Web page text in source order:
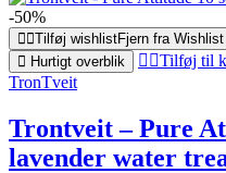
-50%
Tilføj wishlistFjern fra Wishlist
Hurtigt overblik
Tilføj til
TronTveit
Trontveit – Pure
lavender water